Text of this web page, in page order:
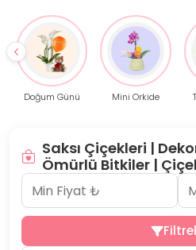
Mini Orkide Taze Buketler
Saksı Çiçekleri |
Ömürlü Bitkiler |